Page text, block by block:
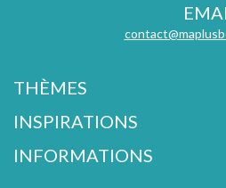
THÈMES
INSPIRATIONS
INFORMATIONS